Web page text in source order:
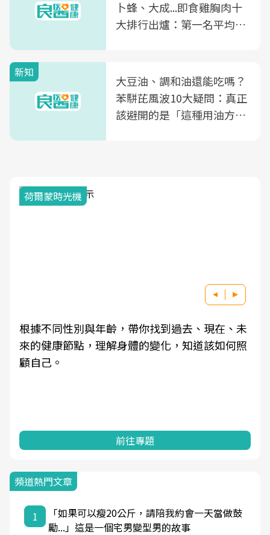
卜蜂、大成...即食雞胸肉十
大排行出爐：第一名平均一
新知
大豆油、調和油還能吃嗎？
苯駢芘風波10大疑問：真正
該避開的是「這種用油方
荷爾蒙時光機
根據不同性別與年齡，帶你找到過去、現在、未
來的健康節點，理解身體的變化，知道該如何照
顧自己。
前往專題
頻道熱門文章
1
「如果可以瘦20公斤，請陪我約會一天當做鼓
勵...」這是一個宅男變型男的故事